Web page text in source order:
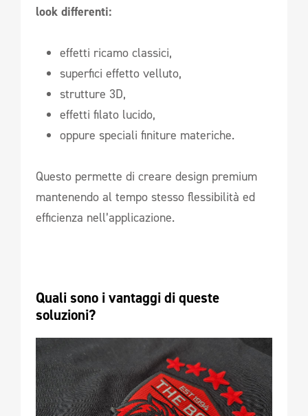
look differenti:
effetti ricamo classici,
superfici effetto velluto,
strutture 3D,
effetti filato lucido,
oppure speciali finiture materiche.
Questo permette di creare design premium
mantenendo al tempo stesso flessibilità ed
efficienza nell’applicazione.
Quali sono i vantaggi di queste
soluzioni?